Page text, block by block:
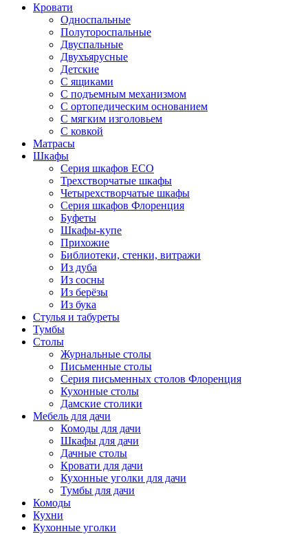
Кровати
Односпальные
Полутороспальные
Двуспальные
Двухъярусные
Детские
С ящиками
С подъемным механизмом
С ортопедическим основанием
С мягким изголовьем
С ковкой
Матрасы
Шкафы
Серия шкафов ECO
Трехстворчатые шкафы
Четырехстворчатые шкафы
Серия шкафов Флоренция
Буфеты
Шкафы-купе
Прихожие
Библиотеки, стенки, витражи
Из дуба
Из сосны
Из берёзы
Из бука
Стулья и табуреты
Тумбы
Столы
Журнальные столы
Письменные столы
Серия письменных столов Флоренция
Кухонные столы
Дамские столики
Мебель для дачи
Комоды для дачи
Шкафы для дачи
Дачные столы
Кровати для дачи
Кухонные уголки для дачи
Тумбы для дачи
Комоды
Кухни
Кухонные уголки